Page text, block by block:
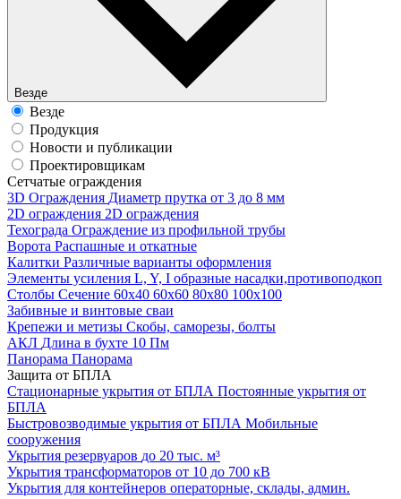
Везде
Везде
Продукция
Новости и публикации
Проектировщикам
Cетчатые ограждения
3D Ограждения Диаметр прутка от 3 до 8 мм
2D ограждения 2D ограждения
Техограда Ограждение из профильной трубы
Ворота Распашные и откатные
Калитки Различные варианты оформления
Элементы усиления L, Y, I образные насадки,противоподкоп
Столбы Сечение 60х40 60х60 80х80 100х100
Забивные и винтовые сваи
Крепежи и метизы Скобы, саморезы, болты
АКЛ Длина в бухте 10 Пм
Панорама Панорама
Защита от БПЛА
Стационарные укрытия от БПЛА Постоянные укрытия от
БПЛА
Быстровозводимые укрытия от БПЛА Мобильные
сооружения
Укрытия резервуаров до 20 тыс. м³
Укрытия трансформаторов от 10 до 700 кВ
Укрытия для контейнеров операторные, склады, админ.